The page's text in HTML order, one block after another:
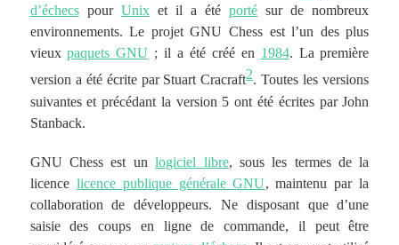
d’échecspour Unixet il a étéporté sur de nombreux
environnements. Le projet GNU Chess est l’un des plus
vieuxpaquets GNU ; il a été créé en 1984. La première
version a été écrite par Stuart Cracraft2. Toutes les versions
suivantes et précédant la version 5 ont été écrites par John
Stanback.
GNU Chess est unlogiciel libre, sous les termes de la
licence licence publique générale GNU, maintenu par la
collaboration de développeurs. Ne disposant que d’une
saisie des coups en ligne de commande, il peut être